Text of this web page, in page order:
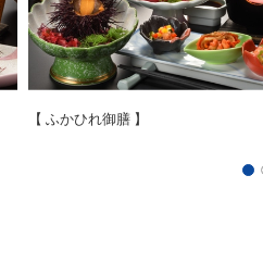
【 ふかひれ御膳 】